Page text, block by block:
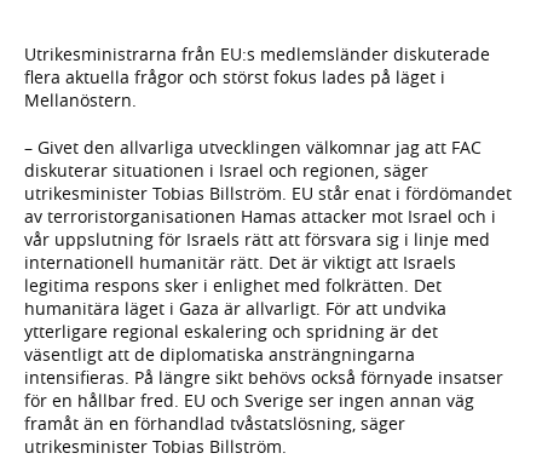
Utrikesministrarna från EU:s medlemsländer diskuterade
flera aktuella frågor och störst fokus lades på läget i
Mellanöstern.
– Givet den allvarliga utvecklingen välkomnar jag att FAC
diskuterar situationen i Israel och regionen, säger
utrikesminister Tobias Billström. EU står enat i fördömandet
av terroristorganisationen Hamas attacker mot Israel och i
vår uppslutning för Israels rätt att försvara sig i linje med
internationell humanitär rätt. Det är viktigt att Israels
legitima respons sker i enlighet med folkrätten. Det
humanitära läget i Gaza är allvarligt. För att undvika
ytterligare regional eskalering och spridning är det
väsentligt att de diplomatiska ansträngningarna
intensifieras. På längre sikt behövs också förnyade insatser
för en hållbar fred. EU och Sverige ser ingen annan väg
framåt än en förhandlad tvåstatslösning, säger
utrikesminister Tobias Billström.